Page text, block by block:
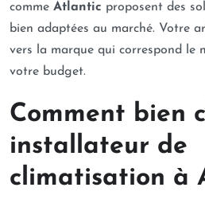
comme Atlantic proposent des
bien adaptées au marché. Votre
vers la marque qui correspond le
votre budget.
Comment bien
installateur de
climatisation à